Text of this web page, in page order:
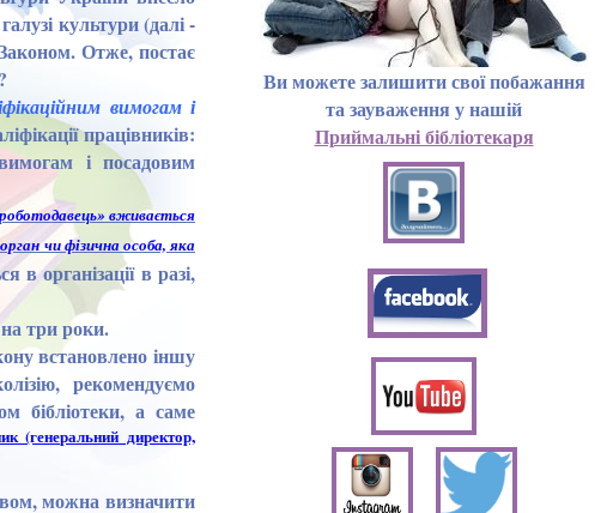
культури (далі -
Отже, постає
вимогам і
працівників:
і посадовим
вживається
чи фізична особа, яка
в організації в разі,
три роки.
встановлено іншу
рекомендуємо
бібліотеки, а саме
(генеральний директор,
можна визначити
Ви можете залишити свої побажання
та зауваження у нашій
Приймальні бібліотекаря